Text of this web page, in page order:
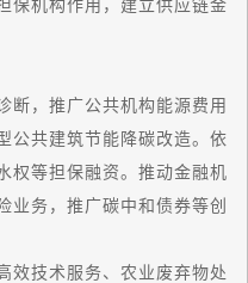
保机构作用，建立供应链金
，推广公共机构能源费用
公共建筑节能降碳改造。依
权等担保融资。推动金融机
业务，推广碳中和债券等创
效技术服务、农业废弃物处